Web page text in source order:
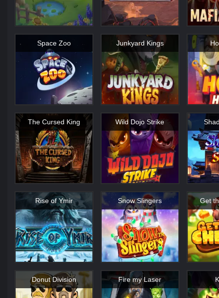
Space Zoo Junkyard Kings
The Cursed King Wild Dojo Strike
Rise of Ymir Snow Slingers Get
Donut Division Fire my Laser